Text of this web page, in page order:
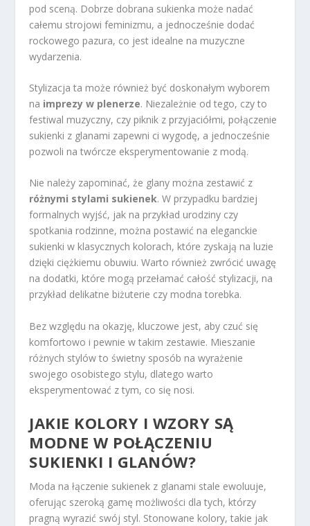
pod sceną. Dobrze dobrana sukienka może nadać
całemu strojowi feminizmu, a jednocześnie dodać
rockowego pazura, co jest idealne na muzyczne
wydarzenia.
Stylizacja ta może również być doskonałym wyborem
na imprezy w plenerze. Niezależnie od tego, czy to
festiwal muzyczny, czy piknik z przyjaciółmi, połączenie
sukienki z glanami zapewni ci wygodę, a jednocześnie
pozwoli na twórcze eksperymentowanie z modą.
Nie należy zapominać, że glany można zestawić z
różnymi stylami sukienek. W przypadku bardziej
formalnych wyjść, jak na przykład urodziny czy
spotkania rodzinne, można postawić na eleganckie
sukienki w klasycznych kolorach, które zyskają na luzie
dzięki ciężkiemu obuwiu. Warto również zwrócić uwagę
na dodatki, które mogą przełamać całość stylizacji, na
przykład delikatne biżuterie czy modna torebka.
Bez względu na okazję, kluczowe jest, aby czuć się
komfortowo i pewnie w takim zestawie. Mieszanie
różnych stylów to świetny sposób na wyrażenie
swojego osobistego stylu, dlatego warto
eksperymentować z tym, co się nosi.
JAKIE KOLORY I WZORY SĄ
MODNE W POŁĄCZENIU
SUKIENKI I GLANÓW?
Moda na łączenie sukienek z glanami stale ewoluuje,
oferując szeroką gamę możliwości dla tych, którzy
pragną wyrazić swój styl. Stonowane kolory, takie jak